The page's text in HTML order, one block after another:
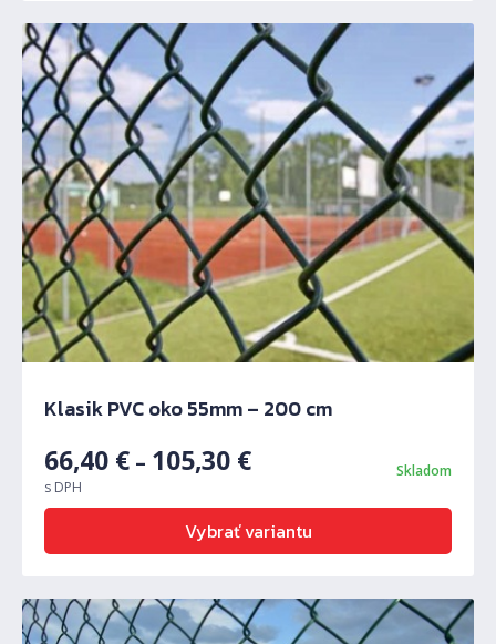
Klasik PVC oko 55mm – 200 cm
66,40 € – 105,30 €
s DPH
Skladom
Vybrať variantu